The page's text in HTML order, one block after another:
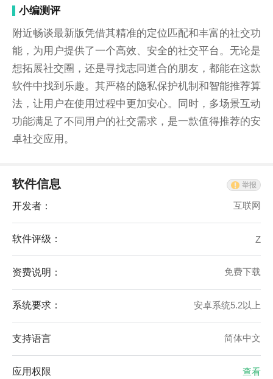
小编测评
附近畅谈最新版凭借其精准的定位匹配和丰富的社交功
能，为用户提供了一个高效、安全的社交平台。无论是
想拓展社交圈，还是寻找志同道合的朋友，都能在这款
软件中找到乐趣。其严格的隐私保护机制和智能推荐算
法，让用户在使用过程中更加安心。同时，多场景互动
功能满足了不同用户的社交需求，是一款值得推荐的安
卓社交应用。
软件信息 举报
开发者： 互联网
软件评级： Z
资费说明： 免费下载
系统要求： 安卓系统5.2以上
支持语言 简体中文
应用权限 查看